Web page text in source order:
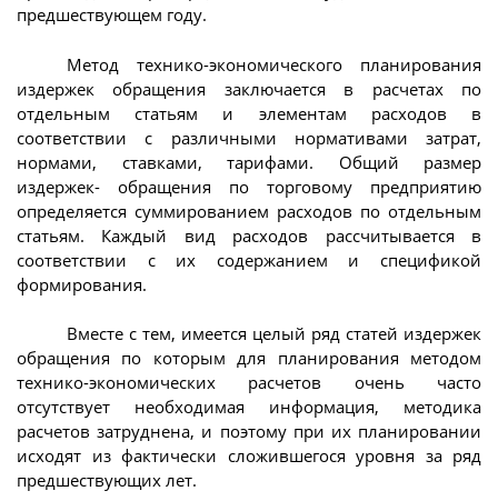
предшествующем году.
Метод технико-экономического планирования
издержек обращения заключается в расчетах по
отдельным статьям и элементам расходов в
соответствии с различными нормативами затрат,
нормами, ставками, тарифами. Общий размер
издержек- обращения по торговому предприятию
определяется суммированием расходов по отдельным
статьям. Каждый вид расходов рассчитывается в
соответствии с их содержанием и спецификой
формирования.
Вместе с тем, имеется целый ряд статей издержек
обращения по которым для планирования методом
технико-экономических расчетов очень часто
отсутствует необходимая информация, методика
расчетов затруднена, и поэтому при их планировании
исходят из фактически сложившегося уровня за ряд
предшествующих лет.